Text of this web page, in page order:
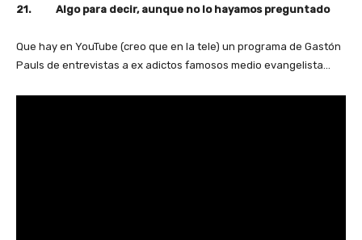
21. Algo para decir, aunque no lo hayamos preguntado
Que hay en YouTube (creo que en la tele) un programa de Gastón
Pauls de entrevistas a ex adictos famosos medio evangelista…